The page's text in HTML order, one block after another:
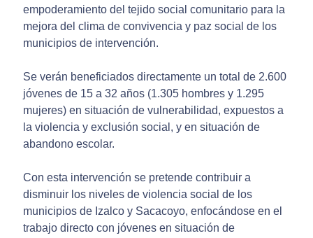
empoderamiento del tejido social comunitario para la
mejora del clima de convivencia y paz social de los
municipios de intervención.
Se verán beneficiados directamente un total de 2.600
jóvenes de 15 a 32 años (1.305 hombres y 1.295
mujeres) en situación de vulnerabilidad, expuestos a
la violencia y exclusión social, y en situación de
abandono escolar.
Con esta intervención se pretende contribuir a
disminuir los niveles de violencia social de los
municipios de Izalco y Sacacoyo, enfocándose en el
trabajo directo con jóvenes en situación de